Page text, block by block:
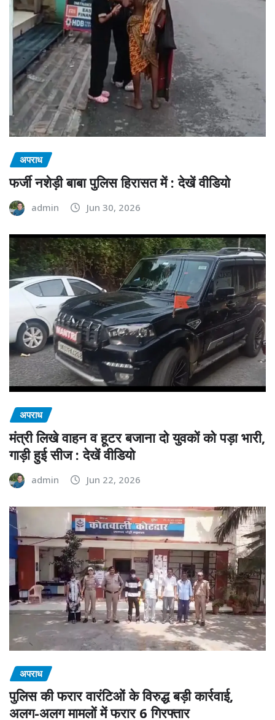
अपराध
फर्जी नशेड़ी बाबा पुलिस हिरासत में : देखें वीडियो
admin Jun 30, 2026
अपराध
मंत्री लिखे वाहन व हूटर बजाना दो युवकों को पड़ा भारी,
गाड़ी हुई सीज : देखें वीडियो
admin Jun 22, 2026
अपराध
पुलिस की फरार वारंटिओं के विरुद्ध बड़ी कार्रवाई,
अलग-अलग मामलों में फरार 6 गिरफ्तार